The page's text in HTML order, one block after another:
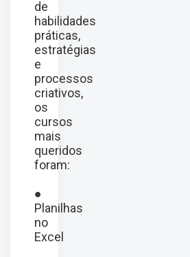
de
habilidades
práticas,
estratégias
e
processos
criativos,
os
cursos
mais
queridos
foram:
●
Planilhas
no
Excel